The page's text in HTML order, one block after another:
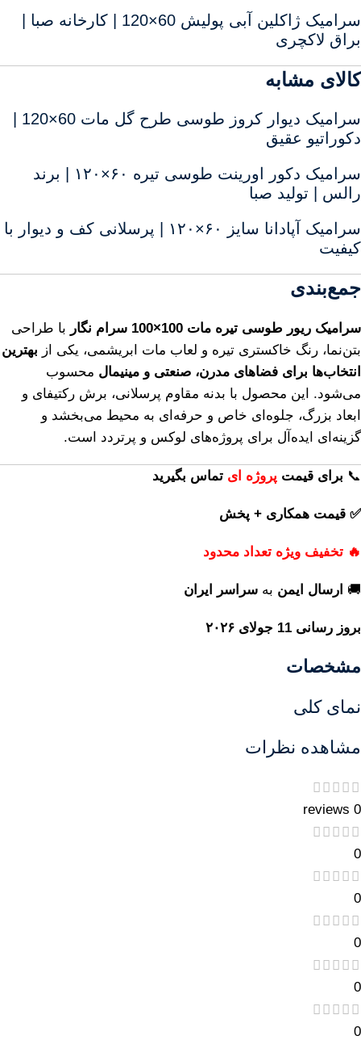
سرامیک ژاکلین آبی پولیش 60×120 | کارخانه صبا |
براق لاکچری
کالای مشابه
سرامیک دیوار کروز طوسی طرح گل مات 60×120 |
دکوراتیو عقیق
سرامیک دکور اورینت طوسی تیره ۶۰×۱۲۰ | برند
رالس | تولید صبا
سرامیک آپادانا سایز ۶۰×۱۲۰ | پرسلانی کف و دیوار با
کیفیت
جمع‌بندی
سرامیک ریور طوسی تیره مات 100×100 سرام نگار
با طراحی
بتن‌نما، رنگ خاکستری تیره و لعاب مات ابریشمی، یکی از بهترین
انتخاب‌ها برای فضاهای مدرن، صنعتی و مینیمال محسوب
می‌شود. این محصول با بدنه مقاوم پرسلانی، برش رکتیفای و
ابعاد بزرگ، جلوه‌ای خاص و حرفه‌ای به محیط می‌بخشد و
گزینه‌ای ایده‌آل برای پروژه‌های لوکس و پرتردد است.
📞 برای قیمت پروژه ای تماس بگیرید
✅ قیمت همکاری + پخش
🔥 تخفیف ویژه تعداد محدود
🚚 ارسال ایمن به سراسر ایران
بروز رسانی 11 جولای ۲۰۲۶
مشخصات
نمای کلی
مشاهده نظرات
0 reviews
0
0
0
0
0